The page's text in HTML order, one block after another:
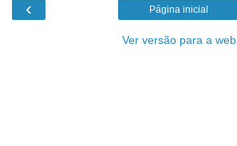
‹ Página inicial
Ver versão para a web